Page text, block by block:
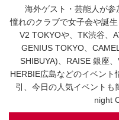
海外ゲスト・芸能人が参
憧れのクラブで女子会や誕
V2 TOKYOや、TK渋谷、
GENIUS TOKYO、
SHIBUYA)、RAISE 銀座
HERBIE広島などのイベント
引、今日の人気イベント
night